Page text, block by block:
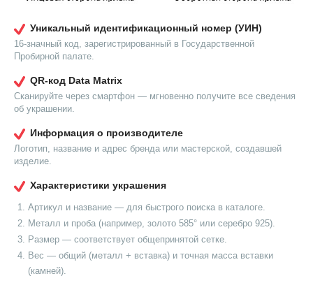
Уникальный идентификационный номер (УИН)
16-значный код, зарегистрированный в Государственной
Пробирной палате.
QR-код Data Matrix
Сканируйте через смартфон — мгновенно получите все сведения
об украшении.
Информация о производителе
Логотип, название и адрес бренда или мастерской, создавшей
изделие.
Характеристики украшения
Артикул и название — для быстрого поиска в каталоге.
Металл и проба (например, золото 585° или серебро 925).
Размер — соответствует общепринятой сетке.
Вес — общий (металл + вставка) и точная масса вставки
(камней).